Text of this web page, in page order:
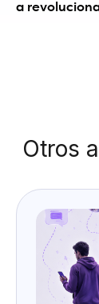
a
Otros